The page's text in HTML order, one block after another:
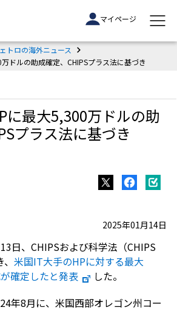
マイページ
トロの海外ニュース
ドルの助成確定、CHIPSプラス法に基づき
に最大5,300万ドルの助
プラス法に基づき
2025年01月14日
日、CHIPSおよび科学法（CHIPS
米国IT大手のHPに対する最大
確定したと発表
した。
年8月に、米国西部オレゴン州コー